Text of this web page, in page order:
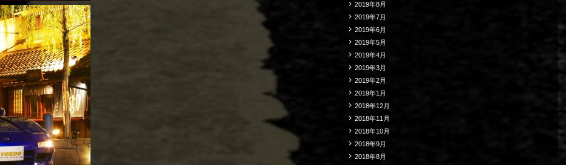
2019年8月
2019年7月
2019年6月
2019年5月
2019年4月
2019年3月
2019年2月
2019年1月
2018年12月
2018年11月
2018年10月
2018年9月
2018年8月